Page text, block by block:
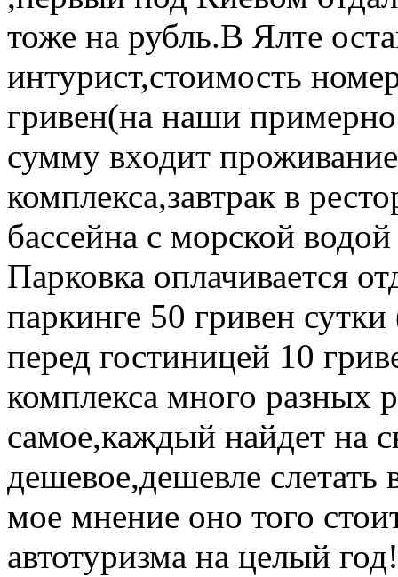
тоже на рубль.В Ялте
интурист,стоимость
гривен(на наши
сумму входит
комплекса,завтрак в
бассейна с морской
Парковка оплачивается
паркинге 50 гривен
перед гостиницей 10
комплекса много разных
самое,каждый найдет на
дешевое,дешевле
мое мнение оно того
автотуризма на целый